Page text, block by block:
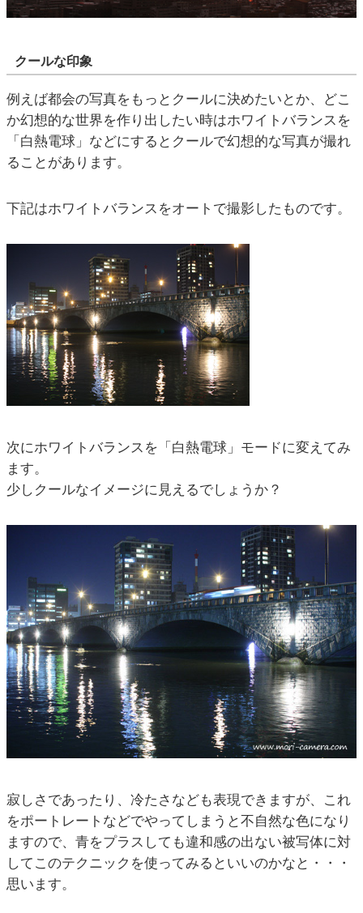
クールな印象
例えば都会の写真をもっとクールに決めたいとか、どこ
か幻想的な世界を作り出したい時はホワイトバランスを
「白熱電球」などにするとクールで幻想的な写真が撮れ
ることがあります。
下記はホワイトバランスをオートで撮影したものです。
次にホワイトバランスを「白熱電球」モードに変えてみ
ます。
少しクールなイメージに見えるでしょうか？
寂しさであったり、冷たさなども表現できますが、これ
をポートレートなどでやってしまうと不自然な色になり
ますので、青をプラスしても違和感の出ない被写体に対
してこのテクニックを使ってみるといいのかなと・・・
思います。